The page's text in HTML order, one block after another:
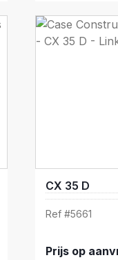
CX 35 D
Ref #5661
Prijs op